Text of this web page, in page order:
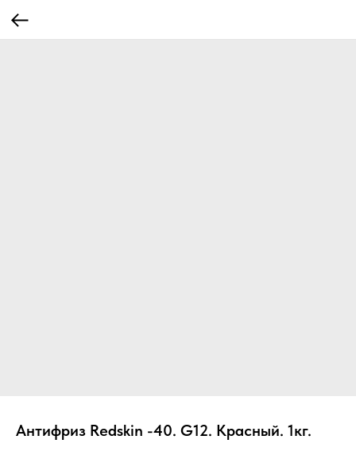
Антифриз Redskin -40. G12. Красный. 1кг.